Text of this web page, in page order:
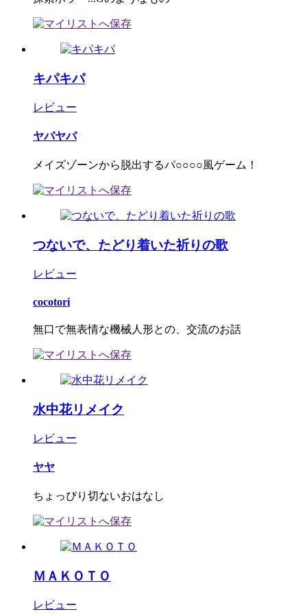
キパキパ
レビュー
ヤパヤパ
メイズゾーンから脱出するパ○○○○風ゲーム！
つないで、たどり着いた祈りの歌
レビュー
cocotori
無口で無表情な機械人形との、交流のお話
水中花リメイク
レビュー
ヤヤ
ちょっぴり切ないおはなし
ＭＡＫＯＴＯ
レビュー